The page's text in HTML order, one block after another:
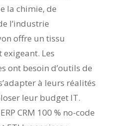
la chimie, de
l’industrie
offre un tissu
Les
ont besoin d’outils de
à leurs réalités
leur budget IT.
CRM 100 % no-code